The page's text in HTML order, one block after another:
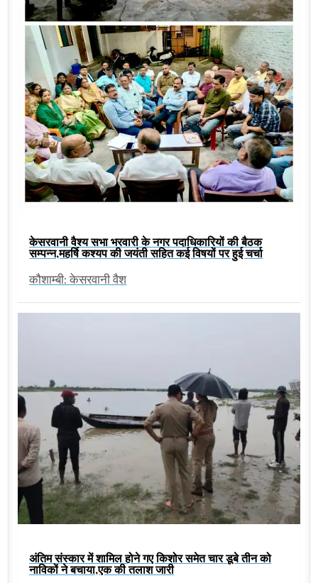
केसरवानी वैश्य सभा भरवारी के नगर पदाधिकारियों की बैठक
सम्पन्न,महर्षि कश्यप की जयंती सहित कई विषयों पर हुई चर्चा
कौशाम्बी: केसरवानी वैश
अंतिम संस्कार में शामिल होने गए किशोर समेत चार डूबे तीन को
नाविकों ने बचाया,एक की तलाश जारी